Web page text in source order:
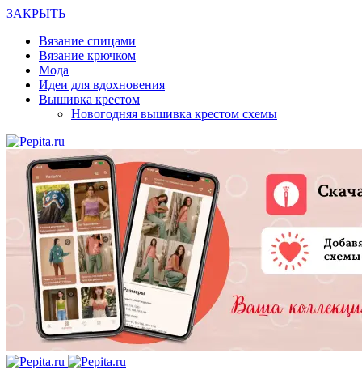
ЗАКРЫТЬ
Вязание спицами
Вязание крючком
Мода
Идеи для вдохновения
Вышивка крестом
Новогодняя вышивка крестом схемы